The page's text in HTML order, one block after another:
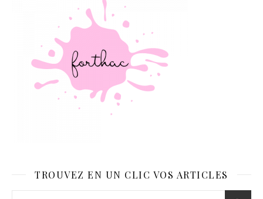
TROUVEZ EN UN CLIC VOS ARTICLES